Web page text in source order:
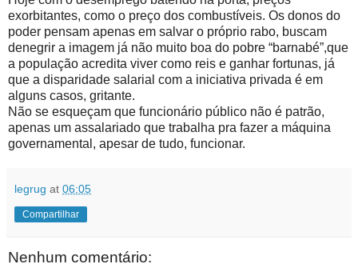
exorbitantes, como o preço dos combustíveis. Os donos do
poder pensam apenas em salvar o próprio rabo, buscam
denegrir a imagem já não muito boa do pobre “barnabé”,que
a população acredita viver como reis e ganhar fortunas, já
que a disparidade salarial com a iniciativa privada é em
alguns casos, gritante.
Não se esqueçam que funcionário público não é patrão,
apenas um assalariado que trabalha pra fazer a máquina
governamental, apesar de tudo, funcionar.
legrug at 06:05
Compartilhar
Nenhum comentário: